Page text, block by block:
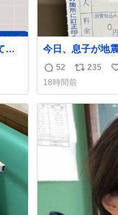
考
今日、息子が地
局に行ったみた
択肢もあったと
円を役に立てて
て欲しいと。家
分も何かできた
返
信
数
52
リ
ポ
ス
ト
数
235
い
18時間前